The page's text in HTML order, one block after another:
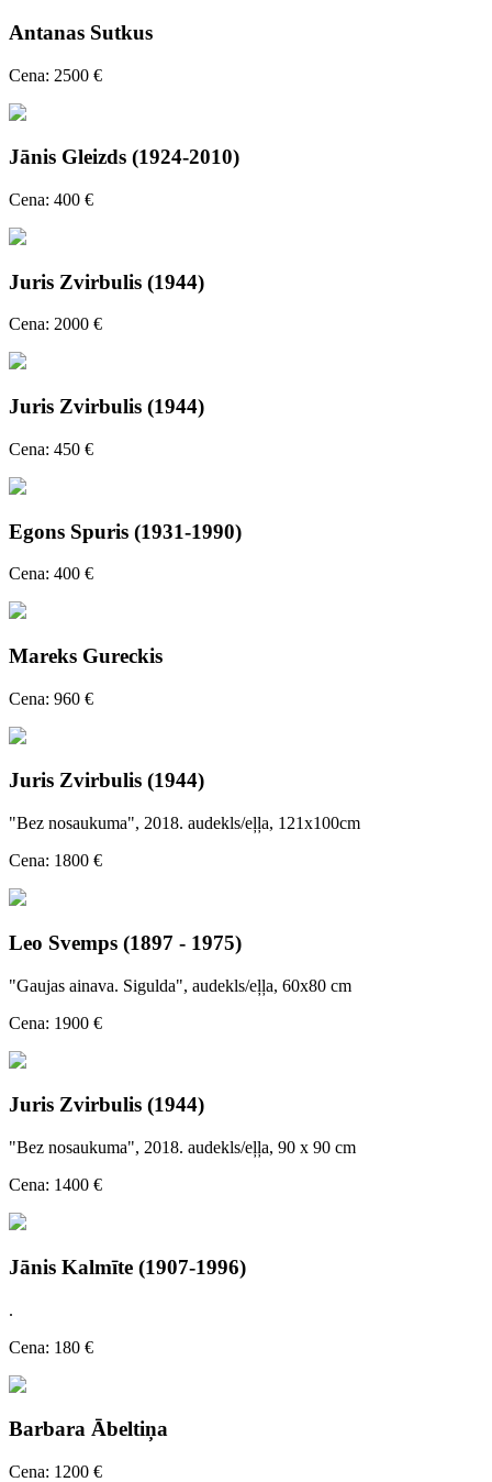
Antanas Sutkus
Cena: 2500 €
Jānis Gleizds (1924-2010)
Cena: 400 €
Juris Zvirbulis (1944)
Cena: 2000 €
Juris Zvirbulis (1944)
Cena: 450 €
Egons Spuris (1931-1990)
Cena: 400 €
Mareks Gureckis
Cena: 960 €
Juris Zvirbulis (1944)
"Bez nosaukuma", 2018. audekls/eļļa, 121x100cm
Cena: 1800 €
Leo Svemps (1897 - 1975)
"Gaujas ainava. Sigulda", audekls/eļļa, 60x80 cm
Cena: 1900 €
Juris Zvirbulis (1944)
"Bez nosaukuma", 2018. audekls/eļļa, 90 x 90 cm
Cena: 1400 €
Jānis Kalmīte (1907-1996)
.
Cena: 180 €
Barbara Ābeltiņa
Cena: 1200 €